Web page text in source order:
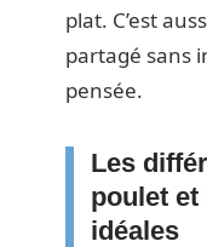
plat. C’est
partagé sans
pensée.
Les
poulet
idéales